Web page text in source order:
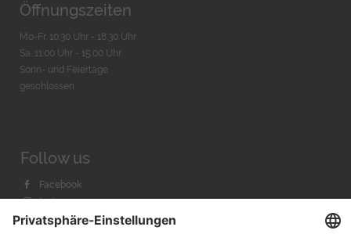
Öffnungszeiten
Mo-Fr. 10:30 Uhr - 18:30 Uhr
Sa. 11:00 Uhr - 15.00 Uhr
Sonn- und Feiertage
geschlossen
Follow us
Facebook
Instagram
Youtube